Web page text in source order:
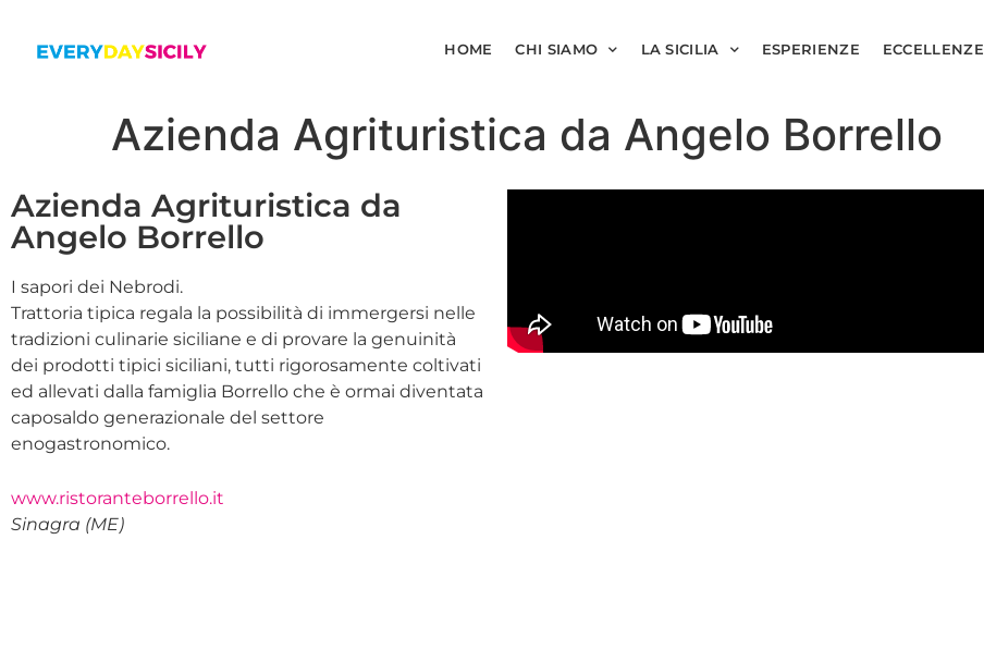
HOME CHI SIAMO LA SICILIA ESPERIENZE ECCELLENZE
Azienda Agrituristica da Angelo Borrello
Azienda Agrituristica da
Angelo Borrello
I sapori dei Nebrodi.
Trattoria tipica regala la possibilità di immergersi nelle
tradizioni culinarie siciliane e di provare la genuinità
dei prodotti tipici siciliani, tutti rigorosamente coltivati
ed allevati dalla famiglia Borrello che è ormai diventata
caposaldo generazionale del settore
enogastronomico.
www.ristoranteborrello.it
Sinagra (ME)